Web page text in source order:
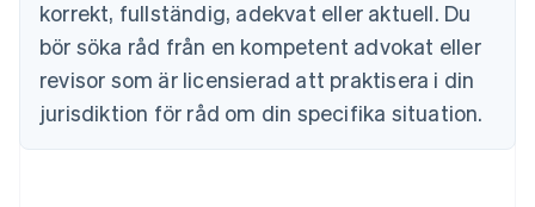
korrekt, fullständig, adekvat eller aktuell. Du
bör söka råd från en kompetent advokat eller
revisor som är licensierad att praktisera i din
jurisdiktion för råd om din specifika situation.
English
Fastlandskina
简体中文English
EnglishSvenska
Frankrike